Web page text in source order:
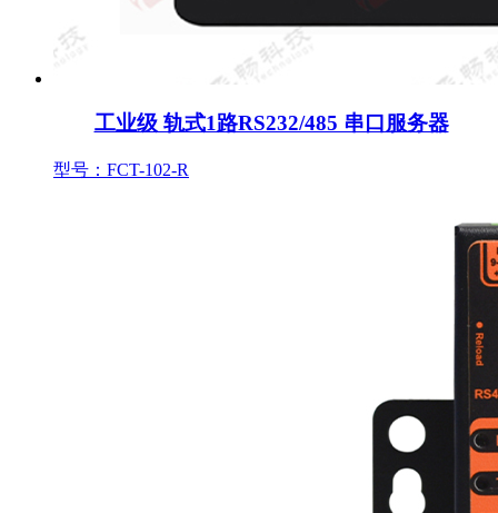
工业级 轨式1路RS232/485 串口服务器
型号：FCT-102-R